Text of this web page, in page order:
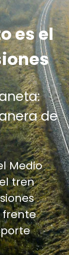
es el
de
Medio
tren
frente